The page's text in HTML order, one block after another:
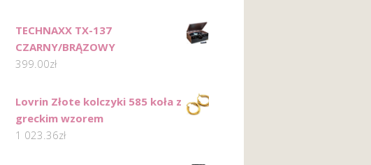
TECHNAXX TX-137
CZARNY/BRĄZOWY
399.00zł
Lovrin Złote kolczyki 585 koła z
greckim wzorem
1 023.36zł